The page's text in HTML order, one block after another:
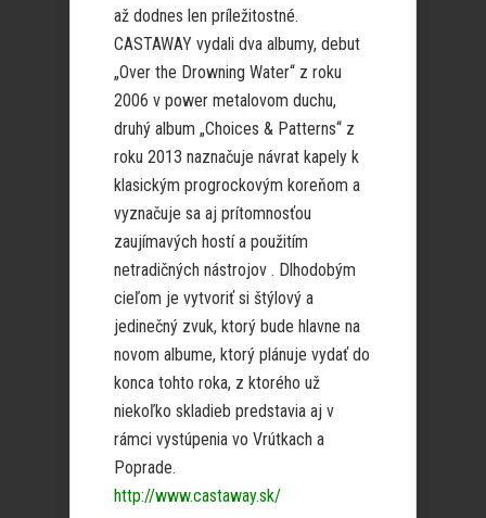
až dodnes len príležitostné.
CASTAWAY vydali dva albumy, debut
„Over the Drowning Water“ z roku
2006 v power metalovom duchu,
druhý album „Choices & Patterns“ z
roku 2013 naznačuje návrat kapely k
klasickým progrockovým koreňom a
vyznačuje sa aj prítomnosťou
zaujímavých hostí a použitím
netradičných nástrojov . Dlhodobým
cieľom je vytvoriť si štýlový a
jedinečný zvuk, ktorý bude hlavne na
novom albume, ktorý plánuje vydať do
konca tohto roka, z ktorého už
niekoľko skladieb predstavia aj v
rámci vystúpenia vo Vrútkach a
Poprade.
http://www.castaway.sk/